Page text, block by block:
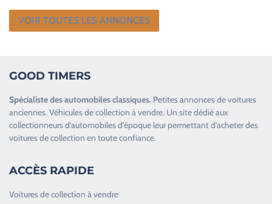
VOIR TOUTES LES ANNONCES
GOOD TIMERS
Spécialiste desautomobiles classiques. Petites annonces devoitures
anciennes.Véhicules de collection à vendre. Un site dédié aux
collectionneurs d’automobiles d’époque leur permettant d’acheter des
voitures de collection en toute confiance.
ACCÈS RAPIDE
Voitures de collection à vendre